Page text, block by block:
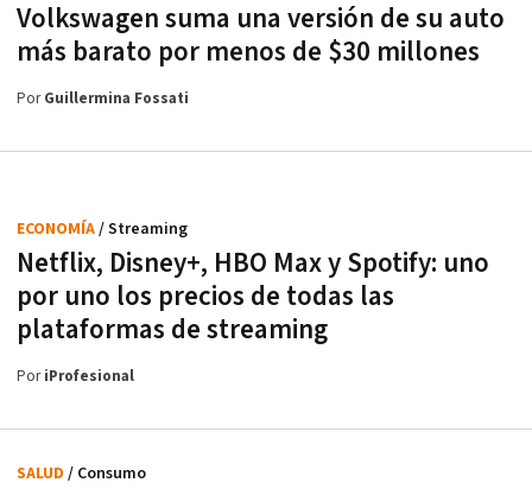
Volkswagen suma una versión de su auto
más barato por menos de $30 millones
PorGuillermina Fossati
Netflix, Disney+, HBO Max y Spotify: uno
por uno los precios de todas las
plataformas de streaming
ECONOMÍA/ Streaming
PoriProfesional
SALUD / Consumo